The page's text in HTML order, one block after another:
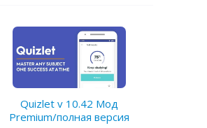
Quizlet v 10.42 Мод
Premium/полная версия